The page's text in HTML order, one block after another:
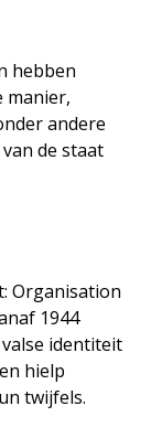
hebben
manier,
andere
de staat
Organisation
1944
identiteit
hielp
twijfels.